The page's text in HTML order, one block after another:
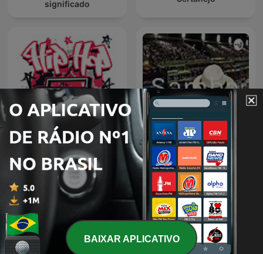
significado
Hip Hop Samba
BAIXAR APLICATIVO